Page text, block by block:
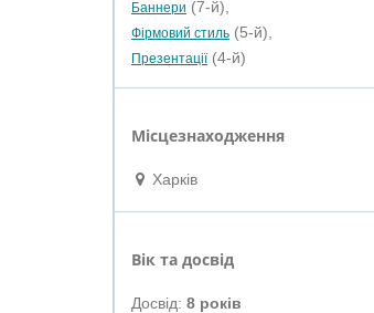
Баннери (7-й),
Фірмовий стиль (5-й),
Презентації(4-й)
Місцезнаходження
Харків
Вік та досвід
Досвід: 8 років